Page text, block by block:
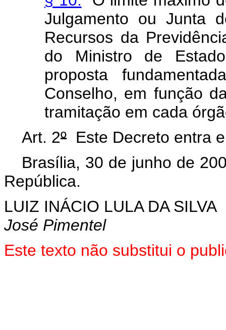
Julgamento ou Junta
Recursos da
do Ministro de
proposta
Conselho, em função
tramitação em cada
Art. 2º Este Decreto entra
Brasília, 30 de junho de
República.
LUIZ INÁCIO LULA DA SILVA
José Pimentel
Este texto não substitui o